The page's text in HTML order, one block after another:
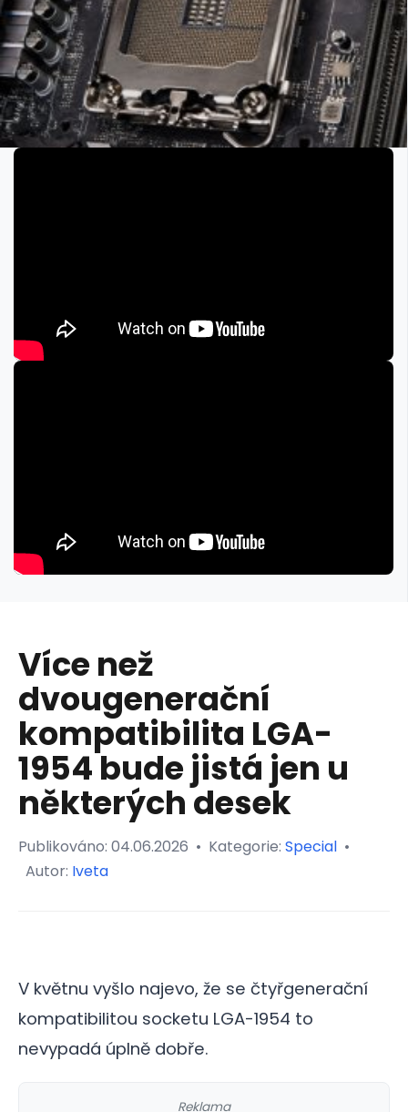
Více než
dvougenerační
kompatibilita LGA-
1954 bude jistá jen u
některých desek
Publikováno: 04.06.2026 • Kategorie: Special •
Autor: Iveta
V květnu vyšlo najevo, že se čtyřgenerační
kompatibilitou socketu LGA-1954 to
nevypadá úplně dobře.
Reklama